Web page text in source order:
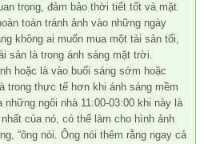
trọng, đảm bảo thời tiết tốt và mặt
toàn tránh ảnh vào những ngày
không ai muốn mua một tài sản tối,
sản là trong ánh sáng mặt trời.
hoặc là vào buổi sáng sớm hoặc
trong thực tế hơn khi ánh sáng mềm
những ngôi nhà 11:00-03:00 khi này là
của nó, có thể làm cho hình ảnh
“ông nói. Ông nói thêm rằng ngay cả